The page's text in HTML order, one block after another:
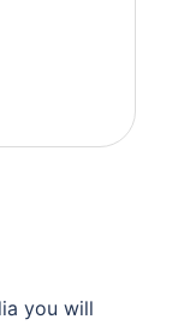
you will